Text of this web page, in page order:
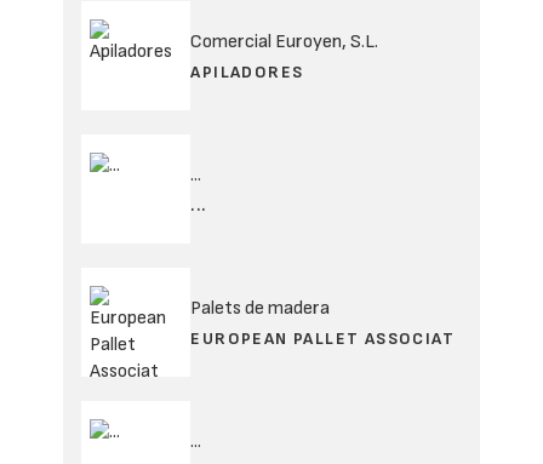
Comercial Euroyen, S.L.
APILADORES
...
...
Palets de madera
EUROPEAN PALLET ASSOCIAT
...